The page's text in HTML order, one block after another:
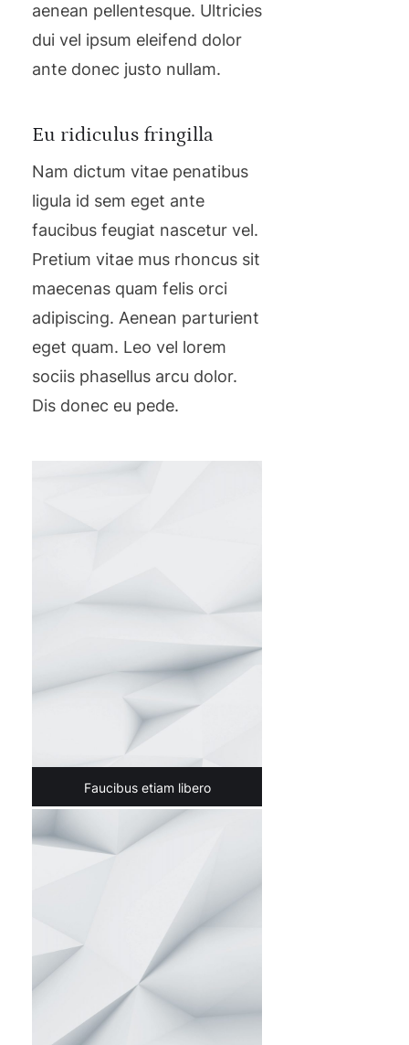
aenean pellentesque. Ultricies
dui vel ipsum eleifend dolor
ante donec justo nullam.
Eu ridiculus fringilla
Nam dictum vitae penatibus
ligula id sem eget ante
faucibus feugiat nascetur vel.
Pretium vitae mus rhoncus sit
maecenas quam felis orci
adipiscing. Aenean parturient
eget quam. Leo vel lorem
sociis phasellus arcu dolor.
Dis donec eu pede.
Faucibus etiam libero